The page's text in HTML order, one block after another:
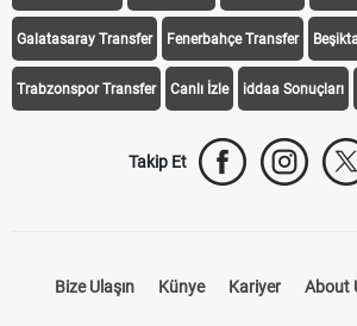
Galatasaray Transfer Fenerbahçe Transfer
Trabzonspor Transfer Canlı İzle iddaa Sonuçları
Takip Et
Bize Ulaşın Künye Kariyer About